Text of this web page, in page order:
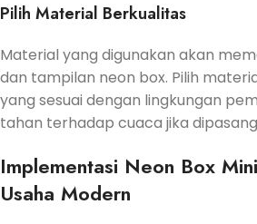
Pilih Material Berkualitas
Material yang digunakan akan
dan tampilan neon box. Pilih
yang sesuai dengan lingkungan
tahan terhadap cuaca jika
Implementasi Neon Box
Usaha Modern